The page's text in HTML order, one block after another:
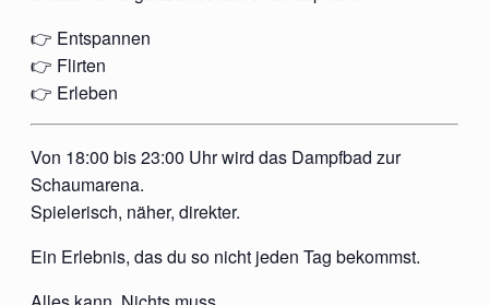
👉 Entspannen
👉 Flirten
👉 Erleben
Von 18:00 bis 23:00 Uhr wird das Dampfbad zur
Schaumarena.
Spielerisch, näher, direkter.
Ein Erlebnis, das du so nicht jeden Tag bekommst.